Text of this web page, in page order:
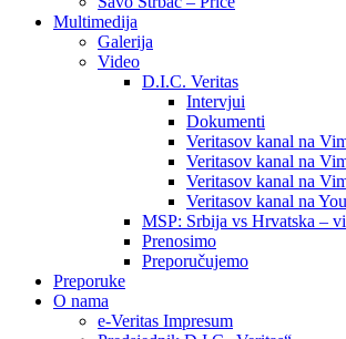
Multimedija
Galerija
Video
D.I.C. Veritas
Intervjui
Dokumenti
Veritasov kanal na
Veritasov kanal na
Veritasov kanal na
Veritasov kanal na
MSP: Srbija vs Hrvatska –
Prenosimo
Preporučujemo
Preporuke
O nama
e-Veritas Impresum